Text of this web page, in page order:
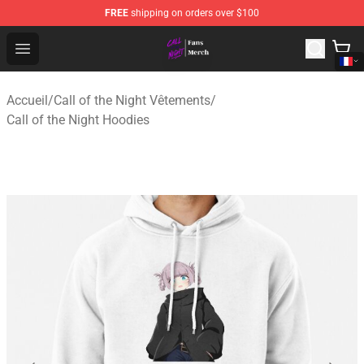
FREE shipping on orders over $100
Open menu
Call of the Night Store - Official Call of the Night
Accueil/Call of the Night Vêtements/
Call of the Night Hoodies